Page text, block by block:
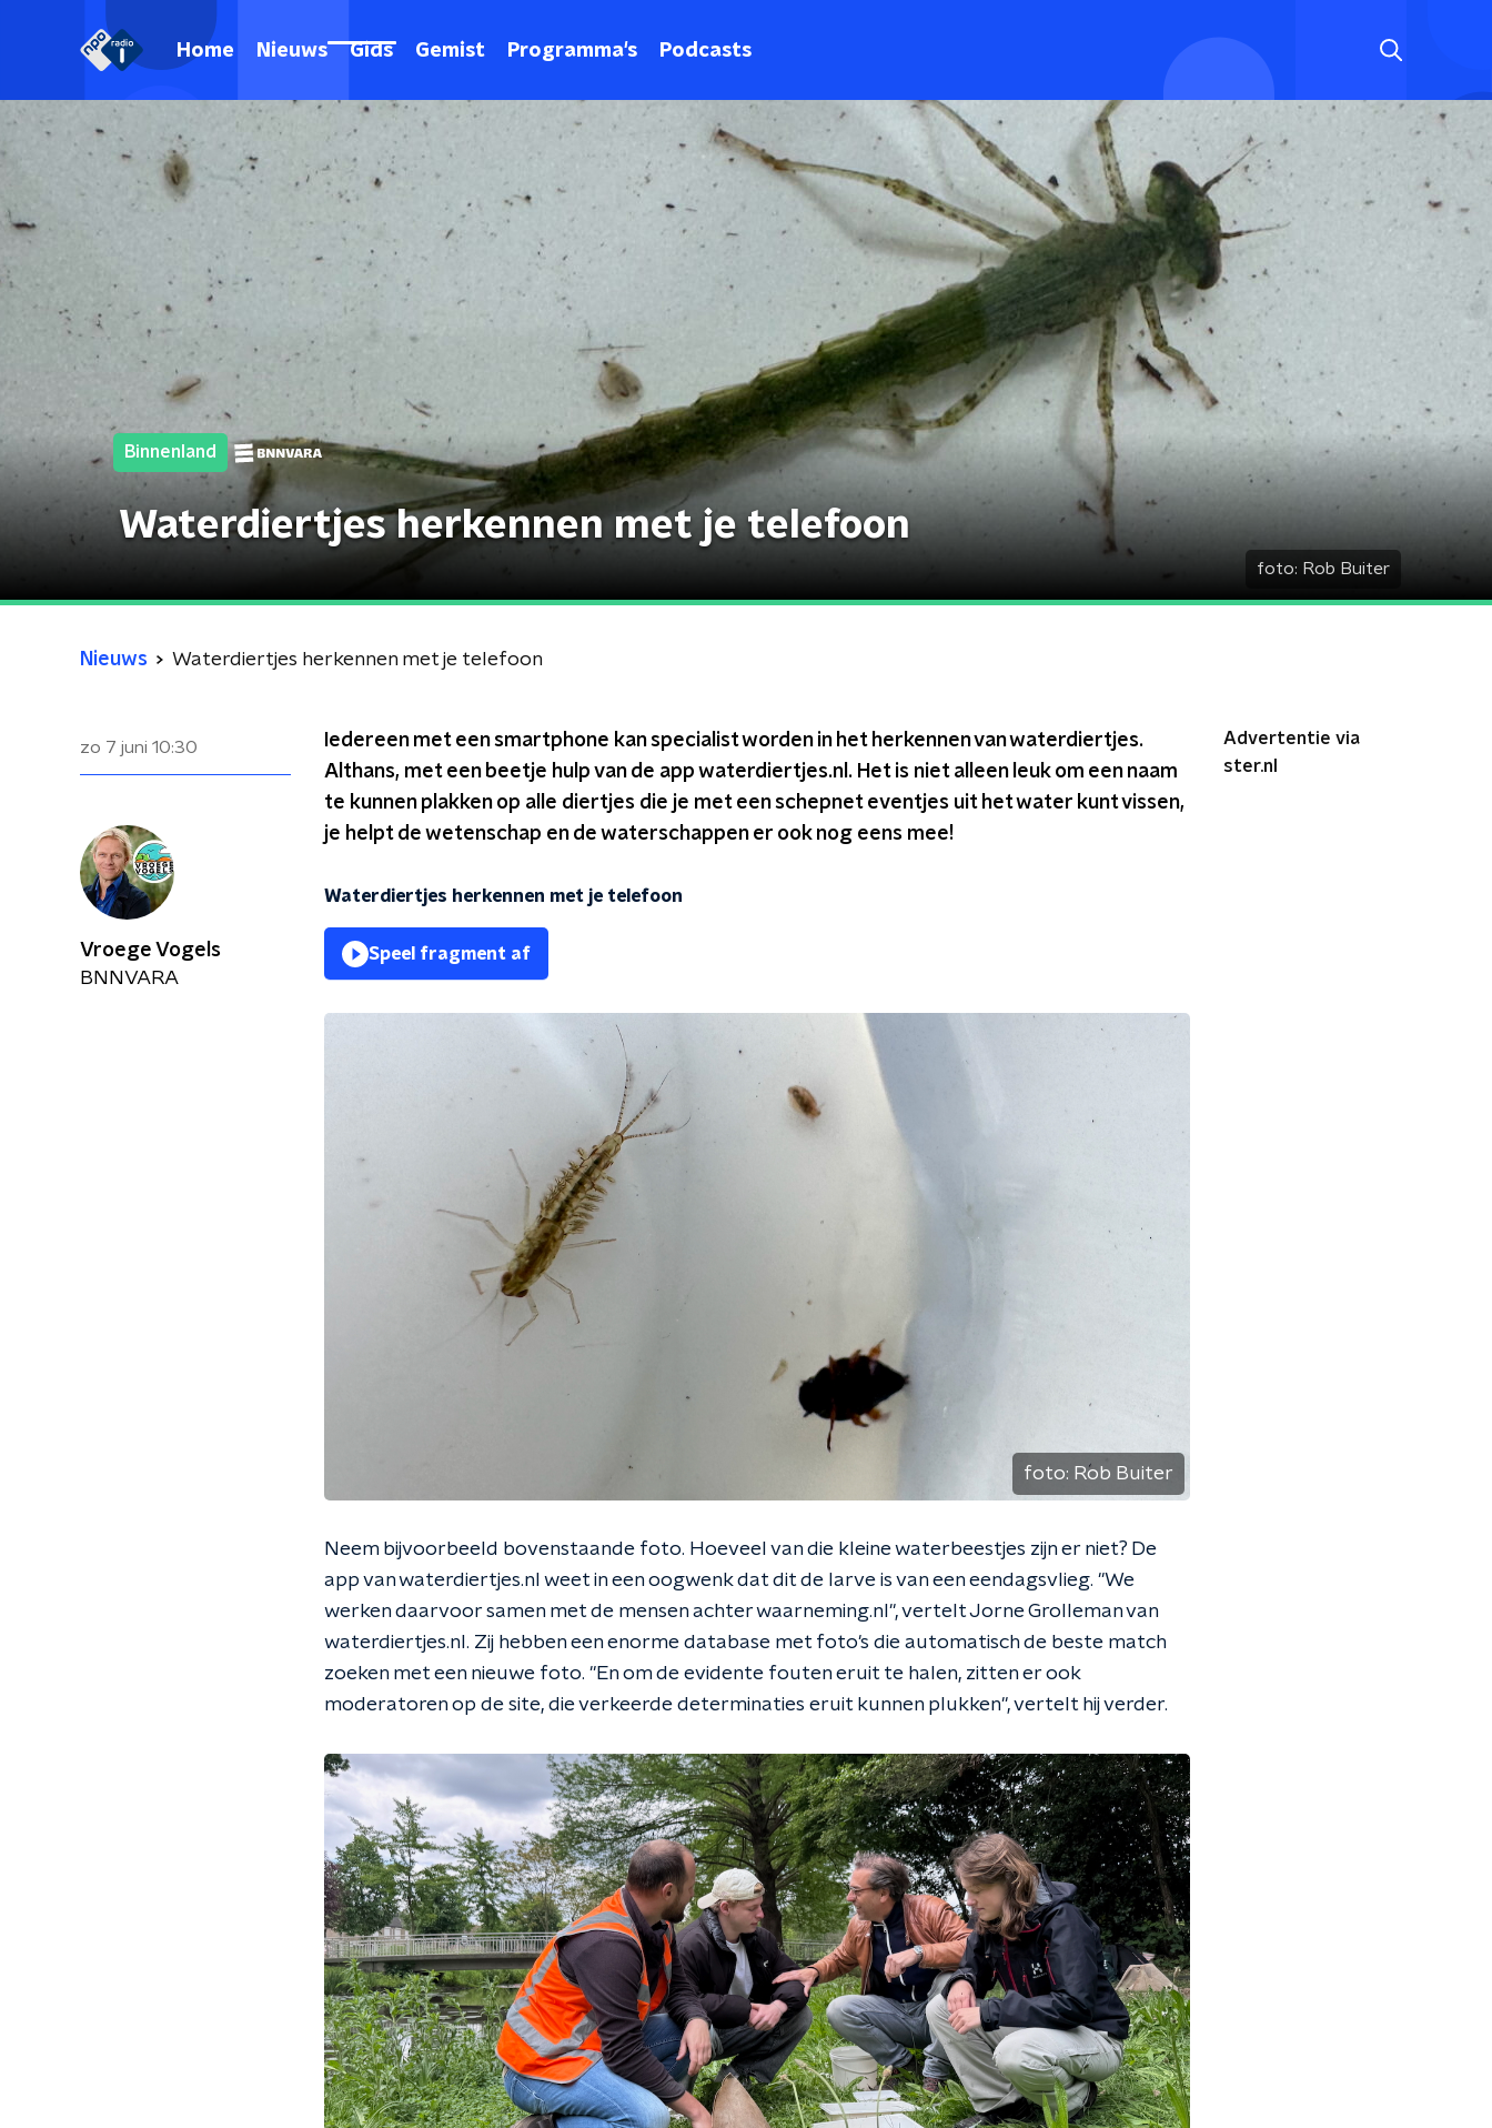
Home Nieuws Gids Gemist Programma's Podcasts
Binnenland
Waterdiertjes herkennen met je telefoon
foto: Rob Buiter
Nieuws Waterdiertjes herkennen met je telefoon
zo 7 juni 10:30
Iedereen met een smartphone kan specialist worden in het herkennen van waterdiertjes.
Althans, met een beetje hulp van de app waterdiertjes.nl. Het is niet alleen leuk om een naam
te kunnen plakken op alle diertjes die je met een schepnet eventjes uit het water kunt vissen,
je helpt de wetenschap en de waterschappen er ook nog eens mee!
Waterdiertjes herkennen met je telefoon
Speel fragment af
foto: Rob Buiter
Neem bijvoorbeeld bovenstaande foto. Hoeveel van die kleine waterbeestjes zijn er niet? De
app van waterdiertjes.nl weet in een oogwenk dat dit de larve is van een eendagsvlieg. "We
werken daarvoor samen met de mensen achter waarneming.nl", vertelt Jorne Grolleman van
waterdiertjes.nl. Zij hebben een enorme database met foto's die automatisch de beste match
zoeken met een nieuwe foto. "En om de evidente fouten eruit te halen, zitten er ook
moderatoren op de site, die verkeerde determinaties eruit kunnen plukken", vertelt hij verder.
Advertentie via
ster.nl
Vroege Vogels
BNNVARA